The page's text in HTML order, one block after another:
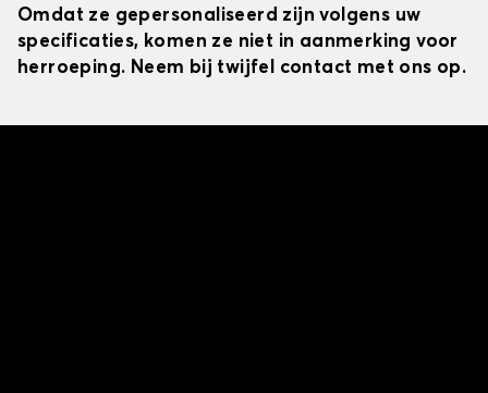
Omdat ze gepersonaliseerd zijn volgens uw
specificaties, komen ze niet in aanmerking voor
herroeping. Neem bij twijfel contact met ons op.